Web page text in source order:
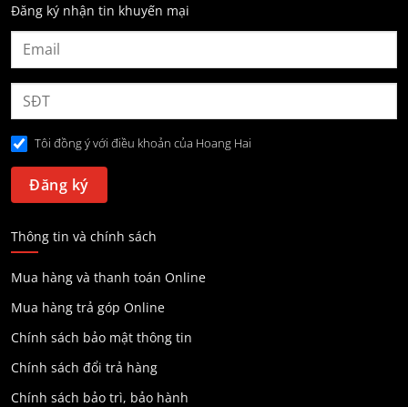
Đăng ký nhận tin khuyến mại
Tôi đồng ý với điều khoản của Hoang Hai
Thông tin và chính sách
Mua hàng và thanh toán Online
Mua hàng trả góp Online
Chính sách bảo mật thông tin
Chính sách đổi trả hàng
Chính sách bảo trì, bảo hành